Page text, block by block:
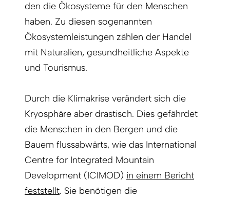
den die Ökosysteme für den Menschen
haben. Zu diesen sogenannten
Ökosystemleistungen zählen der Handel
mit Naturalien, gesundheitliche Aspekte
und Tourismus.
Durch die Klimakrise verändert sich die
Kryosphäre aber drastisch. Dies gefährdet
die Menschen in den Bergen und die
Bauern flussabwärts, wie das International
Centre for Integrated Mountain
Development (ICIMOD) in einem Bericht
feststellt. Sie benötigen die